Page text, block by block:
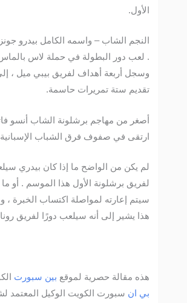
الأول.
النجم الشاب – واسمه الكامل بيدرو
. لعب دور البطولة في حملة لاس بالماس
وسجل أربعة أهداف لفريق بيبي ميل ،
تقديم ستة تمريرات حاسمة.
أصغر من مهاجم برشلونة الشاب أنسو
ارتقى في صفوف فرق الشباب
لم يكن من الواضح ما إذا كان بيدري
لفريق برشلونة الأول هذا الموسم . أو ما
سيتم إعارته لمواصلة اكتساب الخبرة ،
هذا يشير إلى أنه سيلعب دورًا لفريق
هذه مقالة حصرية لموقع بين سبورت
بي ان